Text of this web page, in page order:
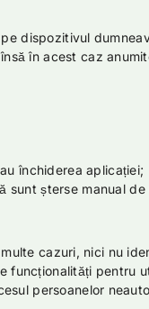
dispozitivul
în acest caz
închiderea aplicației;
sunt șterse manual de
cazuri, nici nu
funcționalități pentru
persoanelor